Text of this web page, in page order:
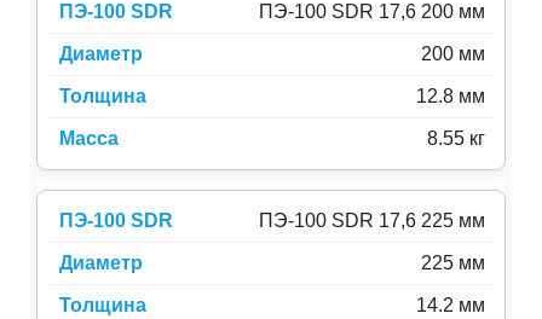
ПЭ-100 SDR 17,6 200 мм
200 мм
12.8 мм
8.55 кг
ПЭ-100 SDR 17,6 225 мм
225 мм
14.2 мм